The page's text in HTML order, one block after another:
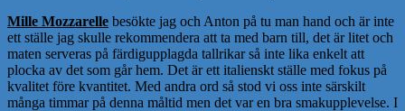
Mille Mozzarelle besökte jag och Anton på tu man hand och är inte
ett ställe jag skulle rekommendera att ta med barn till, det är litet och
maten serveras på färdigupplagda tallrikar så inte lika enkelt att
plocka av det som går hem. Det är ett italienskt ställe med fokus på
kvalitet före kvantitet. Med andra ord så stod vi oss inte särskilt
många timmar på denna måltid men det var en bra smakupplevelse. I